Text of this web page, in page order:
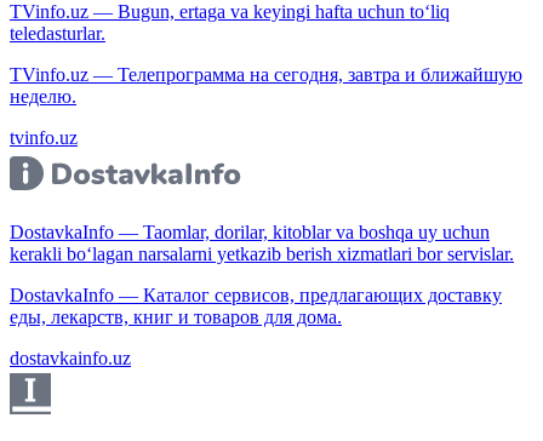
TVinfo.uz — Bugun, ertaga va keyingi hafta uchun to‘liq
teledasturlar.
TVinfo.uz — Телепрограмма на сегодня, завтра и ближайшую
неделю.
tvinfo.uz
DostavkaInfo — Taomlar, dorilar, kitoblar va boshqa uy uchun
kerakli bo‘lagan narsalarni yetkazib berish xizmatlari bor servislar.
DostavkaInfo — Каталог сервисов, предлагающих доставку
еды, лекарств, книг и товаров для дома.
dostavkainfo.uz